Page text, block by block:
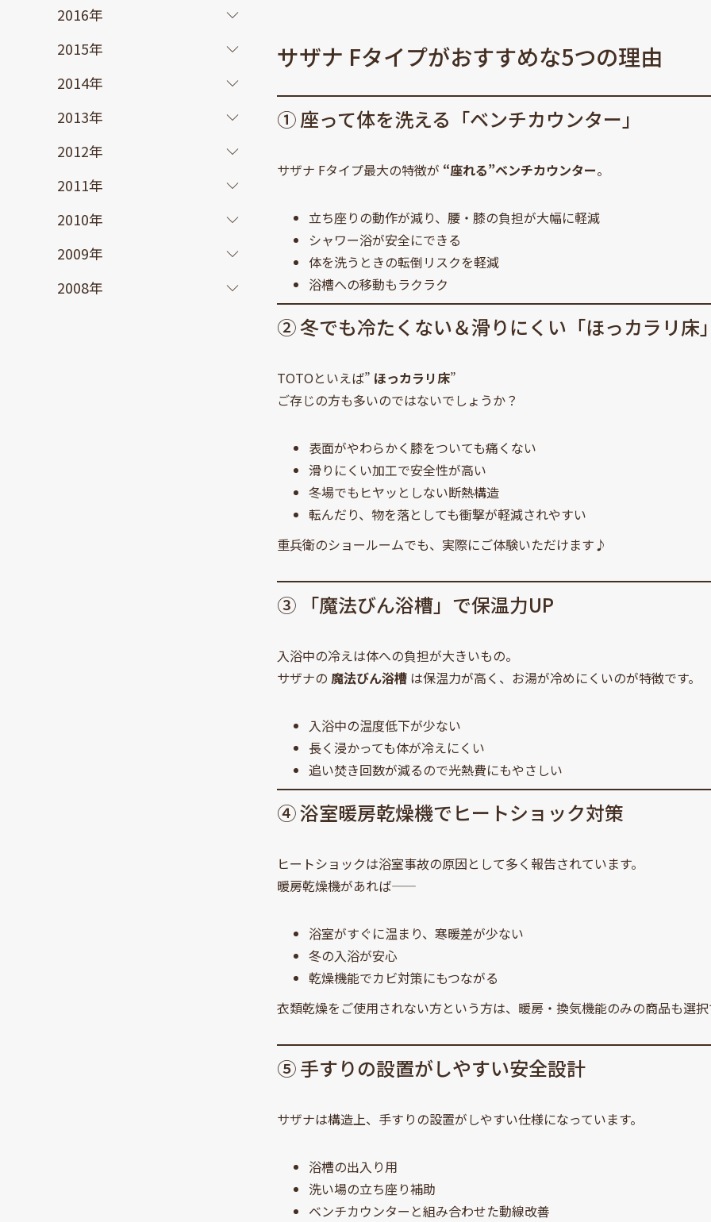
サザナ Fタイプがおすすめな5つの理由
① 座って体を洗える「ベンチカウンター」
サザナ Fタイプ最大の特徴が “座れる”ベンチカウンター。
立ち座りの動作が減り、腰・膝の負担が大幅に軽減
シャワー浴が安全にできる
体を洗うときの転倒リスクを軽減
浴槽への移動もラクラク
② 冬でも冷たくない＆滑りにくい「ほっカラリ床
TOTOといえば” ほっカラリ床”
ご存じの方も多いのではないでしょうか？
表面がやわらかく膝をついても痛くない
滑りにくい加工で安全性が高い
冬場でもヒヤッとしない断熱構造
転んだり、物を落としても衝撃が軽減されやすい
重兵衛のショールームでも、実際にご体験いただけます♪
③ 「魔法びん浴槽」で保温力UP
入浴中の冷えは体への負担が大きいもの。
サザナの 魔法びん浴槽 は保温力が高く、お湯が冷めにくいのが特徴です。
入浴中の温度低下が少ない
長く浸かっても体が冷えにくい
追い焚き回数が減るので光熱費にもやさしい
④ 浴室暖房乾燥機でヒートショック対策
ヒートショックは浴室事故の原因として多く報告されています。
暖房乾燥機があれば——
浴室がすぐに温まり、寒暖差が少ない
冬の入浴が安心
乾燥機能でカビ対策にもつながる
衣類乾燥をご使用されない方という方は、暖房・換気機能のみの商品も選
⑤ 手すりの設置がしやすい安全設計
サザナは構造上、手すりの設置がしやすい仕様になっています。
浴槽の出入り用
洗い場の立ち座り補助
ベンチカウンターと組み合わせた動線改善
2016年
2015年
2014年
2013年
2012年
2011年
2010年
2009年
2008年